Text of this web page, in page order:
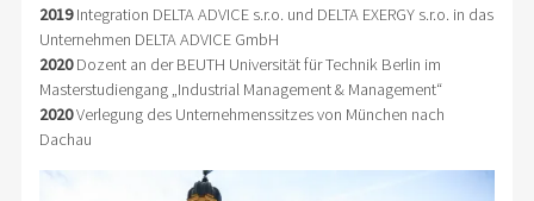
2019Integration DELTA ADVICE s.r.o. und DELTA EXERGY s.r.o. in das
Unternehmen DELTA ADVICE GmbH
2020Dozent an der BEUTH Universität für Technik Berlin im
Masterstudiengang „Industrial Management & Management“
2020Verlegung des Unternehmenssitzes von München nach
Dachau